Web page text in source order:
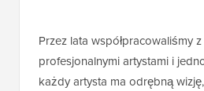
Przez lata współpracowaliśmy
profesjonalnymi artystami i
każdy artysta ma odrębną